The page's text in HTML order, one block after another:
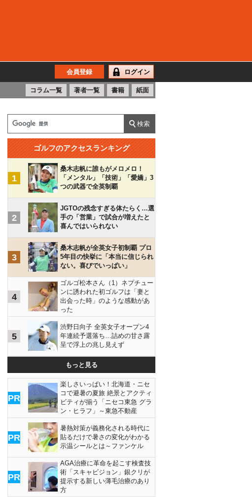
会員登録 ログイン
コラム一覧 著者一覧 書籍 紙面
ゴルフのアクセスランキング
1
桑木志帆に誰もがメロメロ！
「メンタル」「技術」「愛嬌」3
つの武器で全英制覇
2
JGTOの残念すぎる体たらく…選
手の「営業」で試合が増えたと
喜んではいられない
3
桑木志帆が全英女子初制覇 プロ
5年目の快挙に「本当に信じられ
ない。喜びでいっぱい」
4
ゴルゴ松本さん（1）ネプチュー
ンに誘われた初ゴルフは「妻と
出会った時」のような感動があ
った
5
渋野日向子 全英女子オープン4
年連続予選落ち…詰めの甘さ露
呈で浮上の兆し見えず
もっと見る
PR
楽しさいっぱい！北海道・ニセ
コで避暑の夏旅 絶景とアクティ
ビティが揃う「ニセコ東急 グラ
ン・ヒラフ」～東急不動産
PR
暑熱対策が義務化される時代に
貼るだけで暑さの変化がわかる
示温シールとは～ファンケル
PR
AGA治療に革命を起こす検査技
術「スキャビジョン」銀クリが
提示する新しい薄毛治療のあり
方